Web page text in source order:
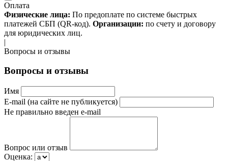
Оплата
Физические лица: По предоплате по системе быстрых
платежей СБП (QR-код). Организации: по счету и договору
для юридических лиц.
|
Вопросы и отзывы
Вопросы и отзывы
Имя
E-mail (на сайте не публикуется)
Не правильно введен e-mail
Вопрос или отзыв
Оценка: